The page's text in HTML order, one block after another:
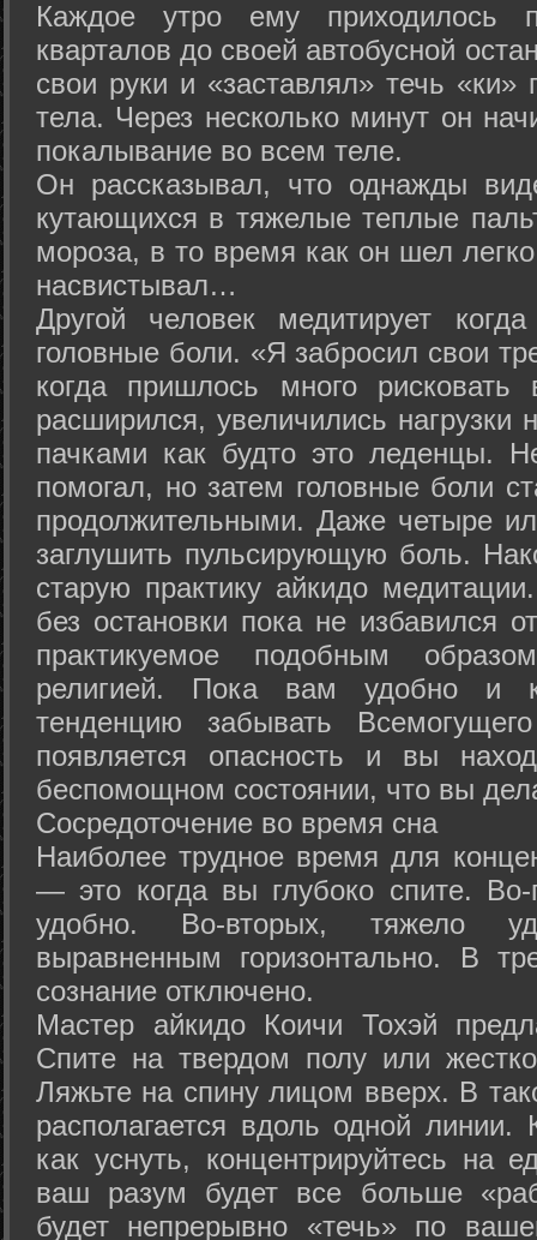
Каждое утро ему приходилось
кварталов до своей автобусной
свои руки и «заставлял» течь «ки»
тела. Через несколько минут он
покалывание во всем теле.
Он рассказывал, что однажды
кутающихся в тяжелые теплые
мороза, в то время как он шел
насвистывал…
Другой человек медитирует
головные боли. «Я забросил свои
когда пришлось много
расширился, увеличились нагрузки
пачками как будто это леденцы.
помогал, но затем головные боли
продолжительными. Даже четыре
заглушить пульсирующую боль.
старую практику айкидо
без остановки пока не избавился
практикуемое подобным
религией. Пока вам удобно и
тенденцию забывать
появляется опасность и вы
беспомощном состоянии, что вы
Сосредоточение во время сна
Наиболее трудное время для
— это когда вы глубоко спите.
удобно. Во-вторых, тяжело
выравненным горизонтально. В
сознание отключено.
Мастер айкидо Коичи Тохэй
Спите на твердом полу или
Ляжьте на спину лицом вверх. В
располагается вдоль одной
как уснуть, концентрируйтесь на
ваш разум будет все больше
будет непрерывно «течь» по